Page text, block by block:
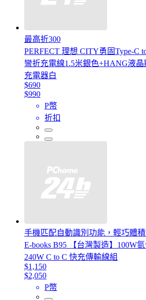
最高折300
PERFECT 理想 CITY勇固Type-C
彎折充電線1.5米銀色+HANG液
充電器白
$690
$990
P幣
折扣
手機匹配自動識別功能，輕巧體
E-books B95 【台灣製造】100W
240W C to C 快充傳輸線組
$1,150
$2,050
P幣